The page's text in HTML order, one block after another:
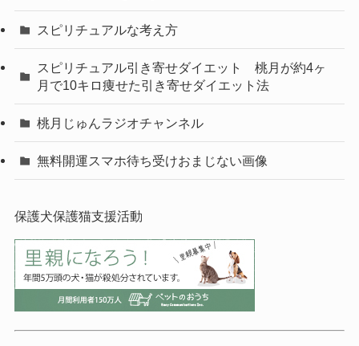
スピリチュアルな考え方
スピリチュアル引き寄せダイエット 桃月が約4ヶ
月で10キロ痩せた引き寄せダイエット法
桃月じゅんラジオチャンネル
無料開運スマホ待ち受けおまじない画像
保護犬保護猫支援活動